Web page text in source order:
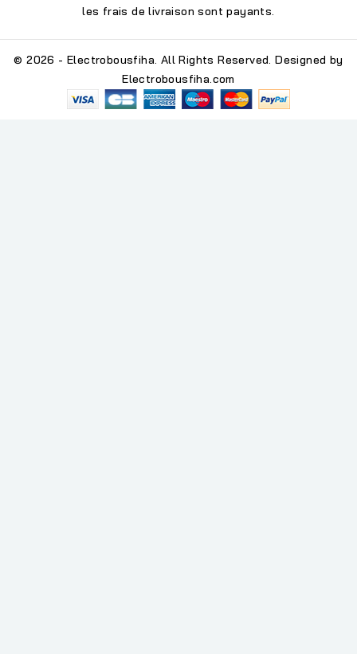
les frais de livraison sont payants.
© 2026 - Electrobousfiha. All Rights Reserved. Designed by
Electrobousfiha.com